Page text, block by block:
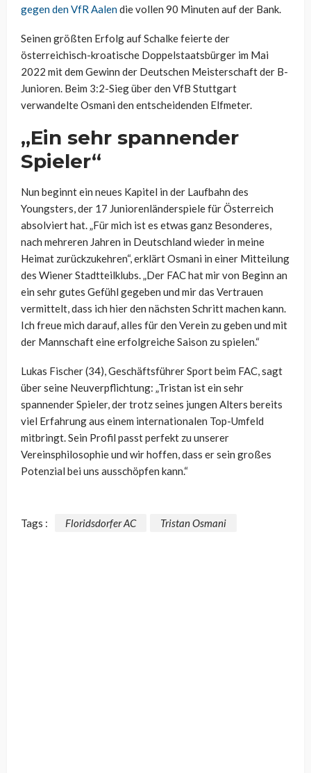
gegen den VfR Aalendie vollen 90 Minuten auf der Bank.
Seinen größten Erfolg auf Schalke feierte der
österreichisch-kroatische Doppelstaatsbürger im Mai
2022 mit dem Gewinn der Deutschen Meisterschaft der B-
Junioren. Beim 3:2-Sieg über den VfB Stuttgart
verwandelte Osmani den entscheidenden Elfmeter.
„Ein sehr spannender
Spieler“
Nun beginnt ein neues Kapitel in der Laufbahn des
Youngsters, der 17 Juniorenländerspiele für Österreich
absolviert hat. „Für mich ist es etwas ganz Besonderes,
nach mehreren Jahren in Deutschland wieder in meine
Heimat zurückzukehren“, erklärt Osmani in einer Mitteilung
des Wiener Stadtteilklubs. „Der FAC hat mir von Beginn an
ein sehr gutes Gefühl gegeben und mir das Vertrauen
vermittelt, dass ich hier den nächsten Schritt machen kann.
Ich freue mich darauf, alles für den Verein zu geben und mit
der Mannschaft eine erfolgreiche Saison zu spielen.“
Lukas Fischer (34), Geschäftsführer Sport beim FAC, sagt
über seine Neuverpflichtung: „Tristan ist ein sehr
spannender Spieler, der trotz seines jungen Alters bereits
viel Erfahrung aus einem internationalen Top-Umfeld
mitbringt. Sein Profil passt perfekt zu unserer
Vereinsphilosophie und wir hoffen, dass er sein großes
Potenzial bei uns ausschöpfen kann.“
Tags : Floridsdorfer AC Tristan Osmani